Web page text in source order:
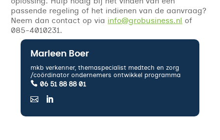
passende regeling of het indienen van de aanvraag?
Neem dan contact op via info@grobusiness.nl
of
085-4010231.
Marleen Boer
mkb verkenner, themaspecialist medtech en zorg
/coördinator ondernemers ontwikkel programma
06 51 88 88 01